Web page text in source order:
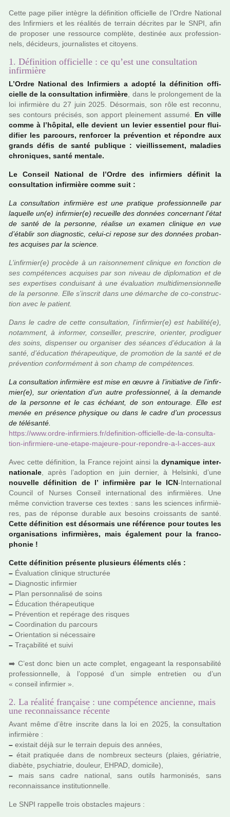
Cette page pilier intè­gre la défi­ni­tion offi­cielle de l’Ordre National
des Infirmiers et les réa­li­tés de ter­rain décri­tes par le SNPI, afin
de pro­po­ser une res­source com­plète, des­ti­née aux pro­fes­sion­
nels, déci­deurs, jour­na­lis­tes et citoyens.
1. Définition officielle : ce qu’est une consultation
infirmière
L’Ordre National des Infirmiers a adopté la défi­ni­tion offi­
cielle de la consul­ta­tion infir­mière , dans le pro­lon­ge­ment de la
loi infir­mière du 27 juin 2025. Désormais, son rôle est reconnu,
ses contours pré­ci­sés, son apport plei­ne­ment assumé. En ville
comme à l’hôpi­tal, elle devient un levier essen­tiel pour flui­
di­fier les par­cours, ren­for­cer la pré­ven­tion et répon­dre aux
grands défis de santé publi­que : vieillis­se­ment, mala­dies
chro­ni­ques, santé men­tale.
Le Conseil National de l’Ordre des infir­miers défi­nit la
consul­ta­tion infir­mière comme suit :
La consul­ta­tion infir­mière est une pra­ti­que pro­fes­sion­nelle par
laquelle un(e) infir­mier(e) recueille des don­nées concer­nant l’état
de santé de la per­sonne, réa­lise un examen cli­ni­que en vue
d’établir son diag­nos­tic, celui-ci repose sur des don­nées pro­ban­
tes acqui­ses par la science.
L’infir­mier(e) pro­cède à un rai­son­ne­ment cli­ni­que en fonc­tion de
ses com­pé­ten­ces acqui­ses par son niveau de diplo­ma­tion et de
ses exper­ti­ses condui­sant à une évaluation mul­ti­di­men­sion­nelle
de la per­sonne. Elle s’ins­crit dans une démar­che de co-cons­truc­
tion avec le patient.
Dans le cadre de cette consul­ta­tion, l’infir­mier(e) est habi­lité(e),
notam­ment, à infor­mer, conseiller, pres­crire, orien­ter, pro­di­guer
des soins, dis­pen­ser ou orga­ni­ser des séan­ces d’éducation à la
santé, d’éducation thé­ra­peu­ti­que, de pro­mo­tion de la santé et de
pré­ven­tion confor­mé­ment à son champ de com­pé­ten­ces.
La consul­ta­tion infir­mière est mise en œuvre à l’ini­tia­tive de l’infir­
mier(e), sur orien­ta­tion d’un autre pro­fes­sion­nel, à la demande
de la per­sonne et le cas échéant, de son entou­rage. Elle est
menée en pré­sence phy­si­que ou dans le cadre d’un pro­ces­sus
de télé­santé.
https://www.ordre-infir­miers.fr/defi­ni­tion-offi­cielle-de-la-consul­ta­
tion-infir­miere-une-etape-majeure-pour-repon­dre-a-l-acces-aux
Avec cette défi­ni­tion, la France rejoint ainsi ladyna­mi­que inter­
na­tio­nale , après l’adop­tion en juin der­nier, à Helsinki, d’une
nou­velle défi­ni­tion de l’ infir­mière par le ICN-International
Council of Nurses Conseil inter­na­tio­nal des infir­miè­res. Une
même convic­tion tra­verse ces textes : sans les scien­ces infir­miè­
res, pas de réponse dura­ble aux besoins crois­sants de santé.
Cette défi­ni­tion est désor­mais une réfé­rence pour toutes les
orga­ni­sa­tions infir­miè­res, mais également pour la fran­co­
pho­nie !
Cette défi­ni­tion pré­sente plu­sieurs éléments clés :
– Évaluation cli­ni­que struc­tu­rée
– Diagnostic infir­mier
– Plan per­son­na­lisé de soins
– Éducation thé­ra­peu­ti­que
– Prévention et repé­rage des ris­ques
– Coordination du par­cours
– Orientation si néces­saire
– Traçabilité et suivi
➡️ C’est donc bien un acte com­plet, enga­geant la res­pon­sa­bi­lité
pro­fes­sion­nelle, à l’opposé d’un simple entre­tien ou d’un
« conseil infir­mier ».
2. La réalité française : une compétence ancienne, mais
une reconnaissance récente
Avant même d’être ins­crite dans la loi en 2025, la consul­ta­tion
infir­mière :
– exis­tait déjà sur le ter­rain depuis des années,
– était pra­ti­quée dans de nom­breux sec­teurs (plaies, géria­trie,
dia­bète, psy­chia­trie, dou­leur, EHPAD, domi­cile),
– mais sans cadre natio­nal, sans outils har­mo­ni­sés, sans
reconnais­sance ins­ti­tu­tion­nelle.
Le SNPI rap­pelle trois obs­ta­cles majeurs :